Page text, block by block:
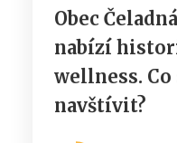
Obec
nabízí
wellness.
navštívit?